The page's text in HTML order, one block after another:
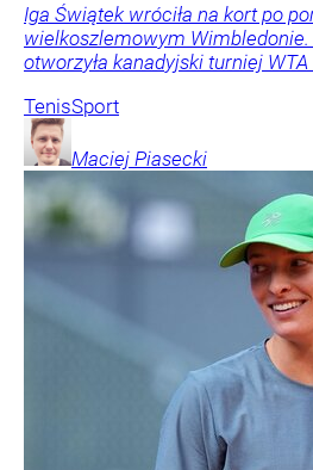
Iga Świątek wróciła na kort po
wielkoszlemowym
otworzyła kanadyjski turniej
TenisSport
Maciej Piasecki